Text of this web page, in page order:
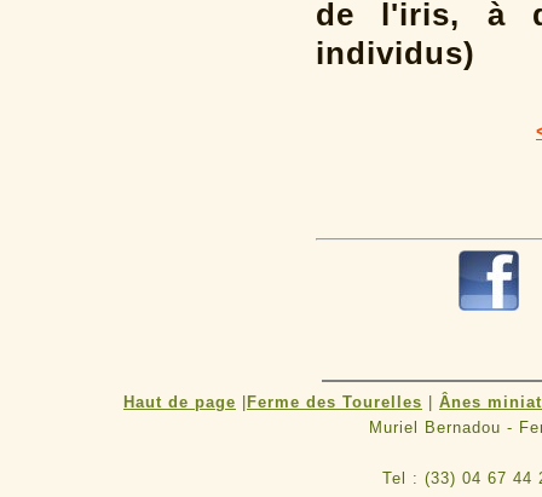
de l'iris, à
individus)
Haut de page Ferme des Tourelles
Ânes
Muriel Bernadou -
Tel : (33) 04 67 44